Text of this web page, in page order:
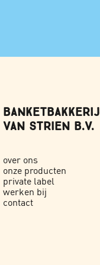
BANKETBAKKERIJ
VAN STRIEN B.V.
over ons
onze producten
private label
werken bij
contact